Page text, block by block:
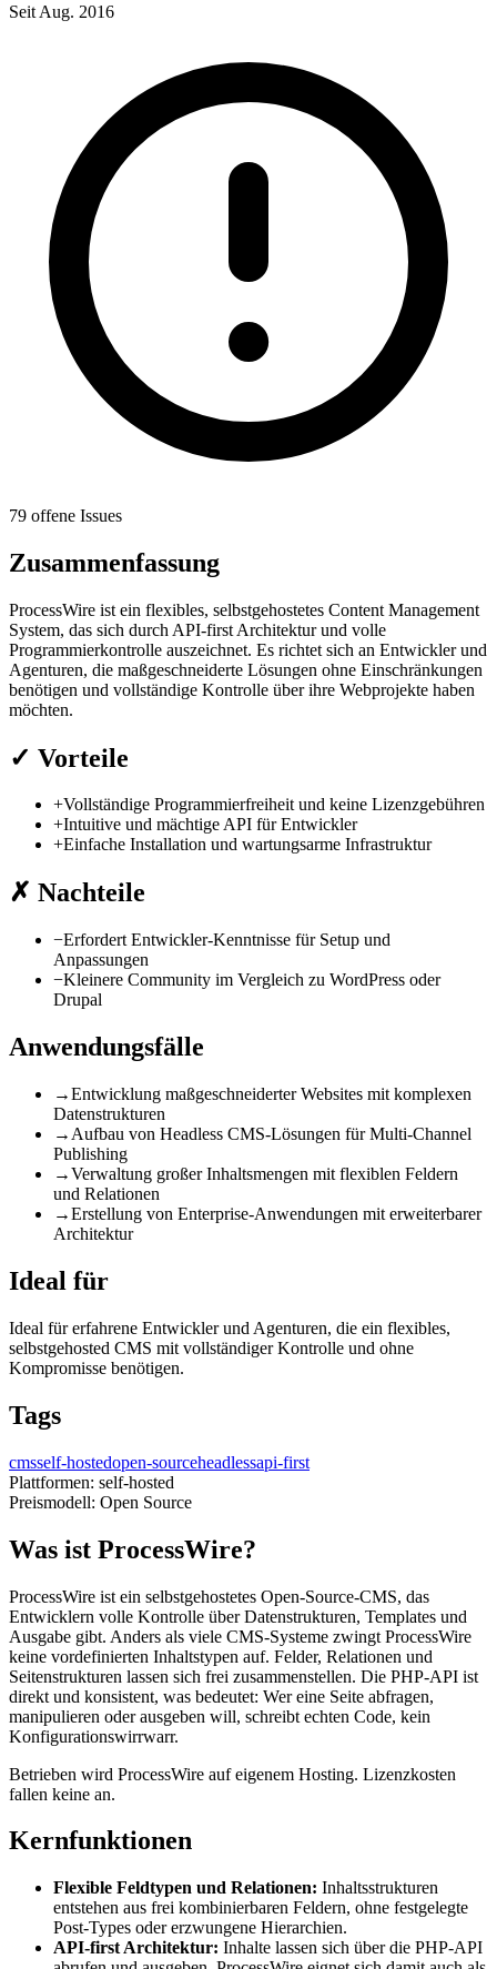
Seit Aug. 2016
79 offene Issues
Zusammenfassung
ProcessWire ist ein flexibles, selbstgehostetes Content Management
System, das sich durch API-first Architektur und volle
Programmierkontrolle auszeichnet. Es richtet sich an Entwickler und
Agenturen, die maßgeschneiderte Lösungen ohne Einschränkungen
benötigen und vollständige Kontrolle über ihre Webprojekte haben
möchten.
✓ Vorteile
+Vollständige Programmierfreiheit und keine Lizenzgebühren
+Intuitive und mächtige API für Entwickler
+Einfache Installation und wartungsarme Infrastruktur
✗ Nachteile
−Erfordert Entwickler-Kenntnisse für Setup und
Anpassungen
−Kleinere Community im Vergleich zu WordPress oder
Drupal
Anwendungsfälle
→Entwicklung maßgeschneiderter Websites mit komplexen
Datenstrukturen
→ Aufbau von Headless CMS-Lösungen für Multi-Channel
Publishing
→Verwaltung großer Inhaltsmengen mit flexiblen Feldern
und Relationen
→Erstellung von Enterprise-Anwendungen mit erweiterbarer
Architektur
Ideal für
Ideal für erfahrene Entwickler und Agenturen, die ein flexibles,
selbstgehosted CMS mit vollständiger Kontrolle und ohne
Kompromisse benötigen.
Tags
cmsself-hostedopen-sourceheadlessapi-first
Plattformen: self-hosted
Preismodell: Open Source
Was ist ProcessWire?
ProcessWire ist ein selbstgehostetes Open-Source-CMS, das
Entwicklern volle Kontrolle über Datenstrukturen, Templates und
Ausgabe gibt. Anders als viele CMS-Systeme zwingt ProcessWire
keine vordefinierten Inhaltstypen auf. Felder, Relationen und
Seitenstrukturen lassen sich frei zusammenstellen. Die PHP-API ist
direkt und konsistent, was bedeutet: Wer eine Seite abfragen,
manipulieren oder ausgeben will, schreibt echten Code, kein
Konfigurationswirrwarr.
Betrieben wird ProcessWire auf eigenem Hosting. Lizenzkosten
fallen keine an.
Kernfunktionen
Flexible Feldtypen und Relationen: Inhaltsstrukturen
entstehen aus frei kombinierbaren Feldern, ohne festgelegte
Post-Types oder erzwungene Hierarchien.
API-first Architektur: Inhalte lassen sich über die PHP-API